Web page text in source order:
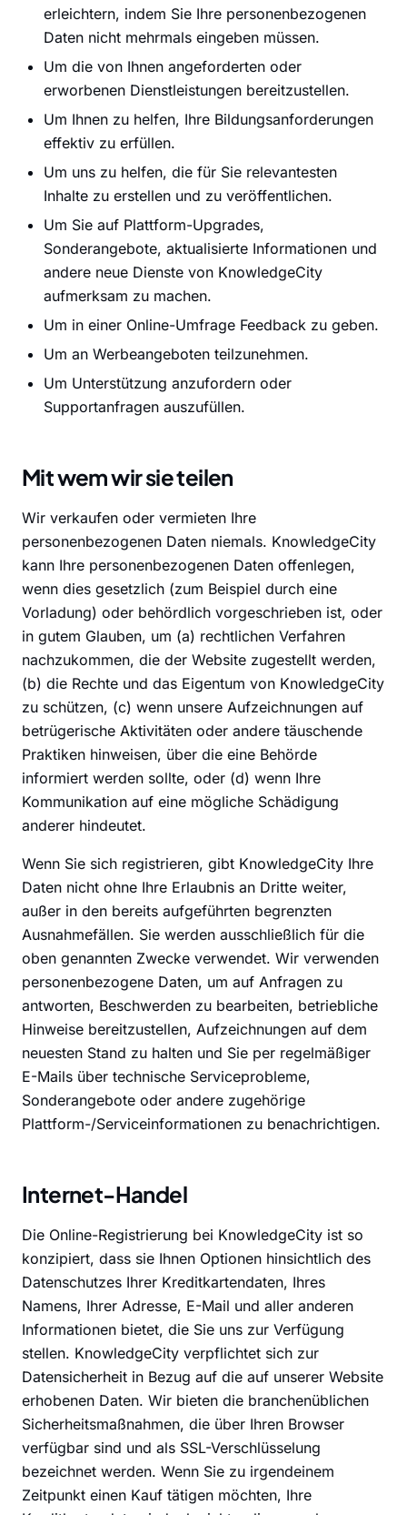
erleichtern, indem Sie Ihre personenbezogenen
Daten nicht mehrmals eingeben müssen.
Um die von Ihnen angeforderten oder
erworbenen Dienstleistungen bereitzustellen.
Um Ihnen zu helfen, Ihre Bildungsanforderungen
effektiv zu erfüllen.
Um uns zu helfen, die für Sie relevantesten
Inhalte zu erstellen und zu veröffentlichen.
Um Sie auf Plattform-Upgrades,
Sonderangebote, aktualisierte Informationen und
andere neue Dienste von KnowledgeCity
aufmerksam zu machen.
Um in einer Online-Umfrage Feedback zu geben.
Um an Werbeangeboten teilzunehmen.
Um Unterstützung anzufordern oder
Supportanfragen auszufüllen.
Mit wem wir sie teilen
Wir verkaufen oder vermieten Ihre
personenbezogenen Daten niemals. KnowledgeCity
kann Ihre personenbezogenen Daten offenlegen,
wenn dies gesetzlich (zum Beispiel durch eine
Vorladung) oder behördlich vorgeschrieben ist, oder
in gutem Glauben, um (a) rechtlichen Verfahren
nachzukommen, die der Website zugestellt werden,
(b) die Rechte und das Eigentum von KnowledgeCity
zu schützen, (c) wenn unsere Aufzeichnungen auf
betrügerische Aktivitäten oder andere täuschende
Praktiken hinweisen, über die eine Behörde
informiert werden sollte, oder (d) wenn Ihre
Kommunikation auf eine mögliche Schädigung
anderer hindeutet.
Wenn Sie sich registrieren, gibt KnowledgeCity Ihre
Daten nicht ohne Ihre Erlaubnis an Dritte weiter,
außer in den bereits aufgeführten begrenzten
Ausnahmefällen. Sie werden ausschließlich für die
oben genannten Zwecke verwendet. Wir verwenden
personenbezogene Daten, um auf Anfragen zu
antworten, Beschwerden zu bearbeiten, betriebliche
Hinweise bereitzustellen, Aufzeichnungen auf dem
neuesten Stand zu halten und Sie per regelmäßiger
E-Mails über technische Serviceprobleme,
Sonderangebote oder andere zugehörige
Plattform-/Serviceinformationen zu benachrichtigen.
Internet-Handel
Die Online-Registrierung bei KnowledgeCity ist so
konzipiert, dass sie Ihnen Optionen hinsichtlich des
Datenschutzes Ihrer Kreditkartendaten, Ihres
Namens, Ihrer Adresse, E-Mail und aller anderen
Informationen bietet, die Sie uns zur Verfügung
stellen. KnowledgeCity verpflichtet sich zur
Datensicherheit in Bezug auf die auf unserer Website
erhobenen Daten. Wir bieten die branchenüblichen
Sicherheitsmaßnahmen, die über Ihren Browser
verfügbar sind und als SSL-Verschlüsselung
bezeichnet werden. Wenn Sie zu irgendeinem
Zeitpunkt einen Kauf tätigen möchten, Ihre